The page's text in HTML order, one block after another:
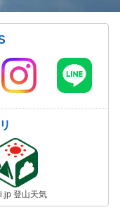
登山天気